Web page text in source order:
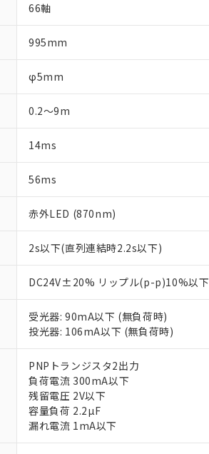
66軸
995mm
φ5mm
0.2～9m
14ms
56ms
赤外LED (870nm)
2s以下(直列連結時2.2s以下)
DC24V±20% リップル(p-p)10%以下
受光器: 90mA以下 (無負荷時)
投光器: 106mA以下 (無負荷時)
PNPトランジスタ2出力
負荷電流 300mA以下
残留電圧 2V以下
容量負荷 2.2µF
漏れ電流 1mA以下